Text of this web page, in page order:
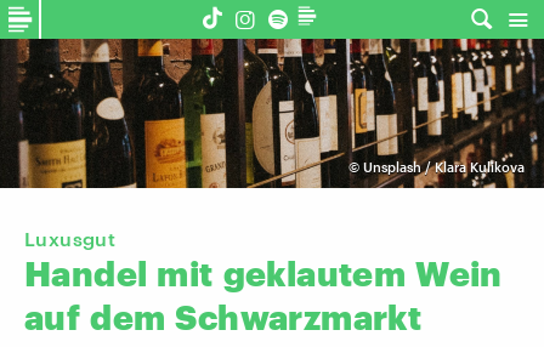
© Unsplash / Klara Kulikova
Luxusgut
Handel mit geklautem Wein
auf dem Schwarzmarkt